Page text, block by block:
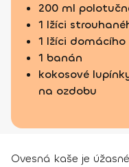
200 ml
1 lžíci
1 lžíci domácího
1 banán
kokosové
na ozdobu
Ovesná kaše je